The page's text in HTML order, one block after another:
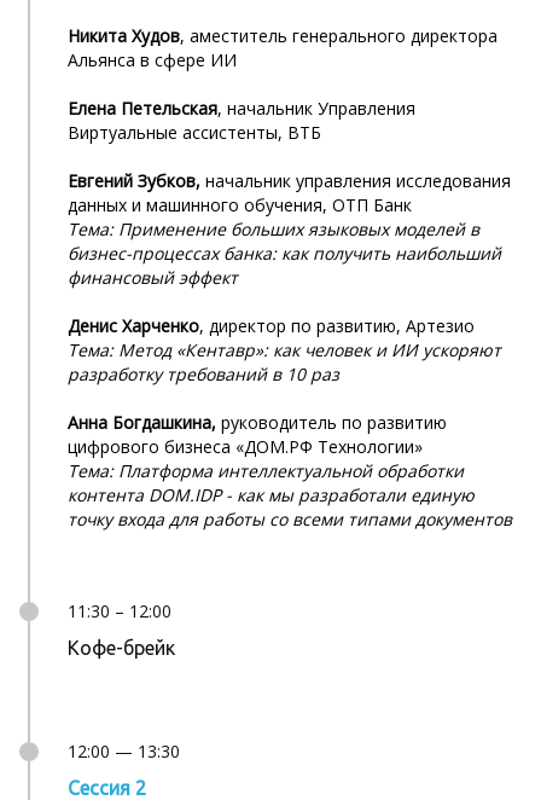
Никита Худов, аместитель генерального директора
Альянса в сфере ИИ
Елена Петельская, начальник Управления
Виртуальные ассистенты, ВТБ
Евгений Зубков, начальник управления исследования
данных и машинного обучения, ОТП Банк
Тема: Применение больших языковых моделей в
бизнес-процессах банка: как получить наибольший
финансовый эффект
Денис Харченко, директор по развитию, Артезио
Тема: Метод «Кентавр»: как человек и ИИ ускоряют
разработку требований в 10 раз
Анна Богдашкина, руководитель по развитию
цифрового бизнеса «ДОМ.РФ Технологии»
Тема: Платформа интеллектуальной обработки
контента DOM.IDP - как мы разработали единую
точку входа для работы со всеми типами документов
11:30 – 12:00
Кофе-брейк
12:00 — 13:30
Сессия 2